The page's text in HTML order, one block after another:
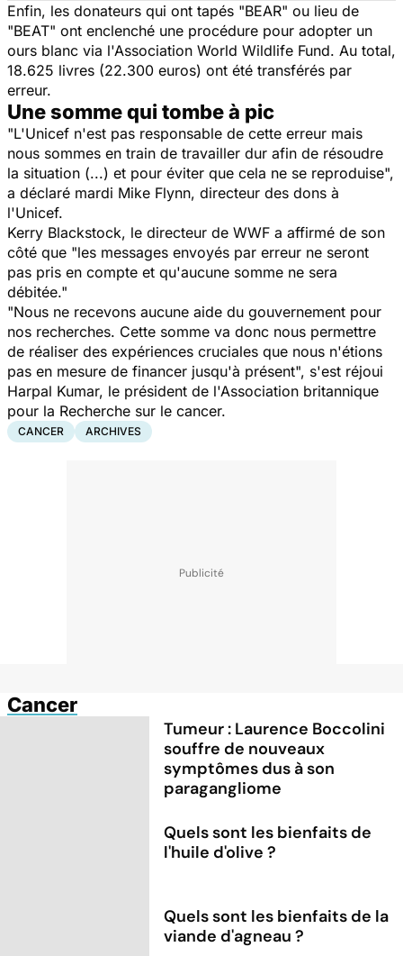
Enfin, les donateurs qui ont tapés "BEAR" ou lieu de
"BEAT" ont enclenché une procédure pour adopter un
ours blanc via l'Association World Wildlife Fund. Au total,
18.625 livres (22.300 euros) ont été transférés par
erreur.
Une somme qui tombe à pic
"L'Unicef n'est pas responsable de cette erreur mais
nous sommes en train de travailler dur afin de résoudre
la situation (...) et pour éviter que cela ne se reproduise",
a déclaré mardi Mike Flynn, directeur des dons à
l'Unicef.
Kerry Blackstock, le directeur de WWF a affirmé de son
côté que "les messages envoyés par erreur ne seront
pas pris en compte et qu'aucune somme ne sera
débitée."
"Nous ne recevons aucune aide du gouvernement pour
nos recherches. Cette somme va donc nous permettre
de réaliser des expériences cruciales que nous n'étions
pas en mesure de financer jusqu'à présent", s'est réjoui
Harpal Kumar, le président de l'Association britannique
pour la Recherche sur le cancer.
CANCER ARCHIVES
Cancer
Tumeur : Laurence Boccolini
souffre de nouveaux
symptômes dus à son
paragangliome
Quels sont les bienfaits de
l'huile d'olive ?
Quels sont les bienfaits de la
viande d'agneau ?